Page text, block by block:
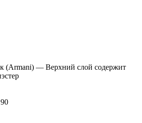
(Armani) — Верхний слой содержит